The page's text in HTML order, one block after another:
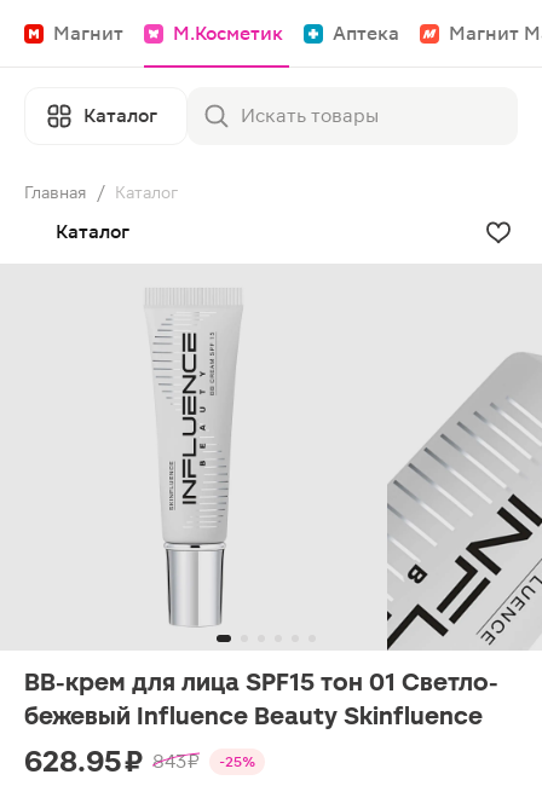
Магнит М.Косметик Аптека Магнит
Каталог
Главная / Каталог
Каталог
BB-крем для лица SPF15 тон 01 Светло-
бежевый Influence Beauty Skinfluence
628.95 ₽ 843 ₽ -25%